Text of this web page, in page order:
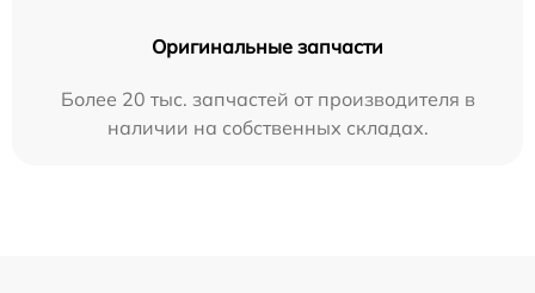
Оригинальные запчасти
Более 20 тыс. запчастей от производителя в
наличии на собственных складах.